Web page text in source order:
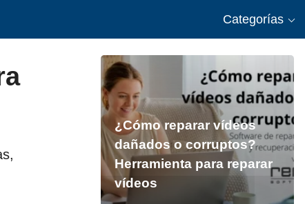
Categorías
¿Cómo reparar vídeos
dañados o corruptos?
Herramienta para reparar
vídeos